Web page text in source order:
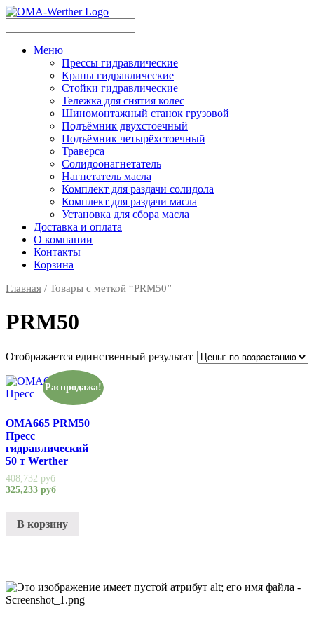
Меню
Прессы гидравлические
Краны гидравлические
Стойки гидравлические
Тележка для снятия колес
Шиномонтажный станок грузовой
Подъёмник двухстоечный
Подъёмник четырёхстоечный
Траверса
Солидоонагнетатель
Нагнетатель масла
Комплект для раздачи солидола
Комплект для раздачи масла
Установка для сбора масла
Доставка и оплата
О компании
Контакты
Корзина
Главная / Товары с меткой “PRM50”
PRM50
Отображается единственный результат
Распродажа!
OMA665 PRM50
Пресс
гидравлический
50 т Werther
408,732руб
325,233 руб
В корзину